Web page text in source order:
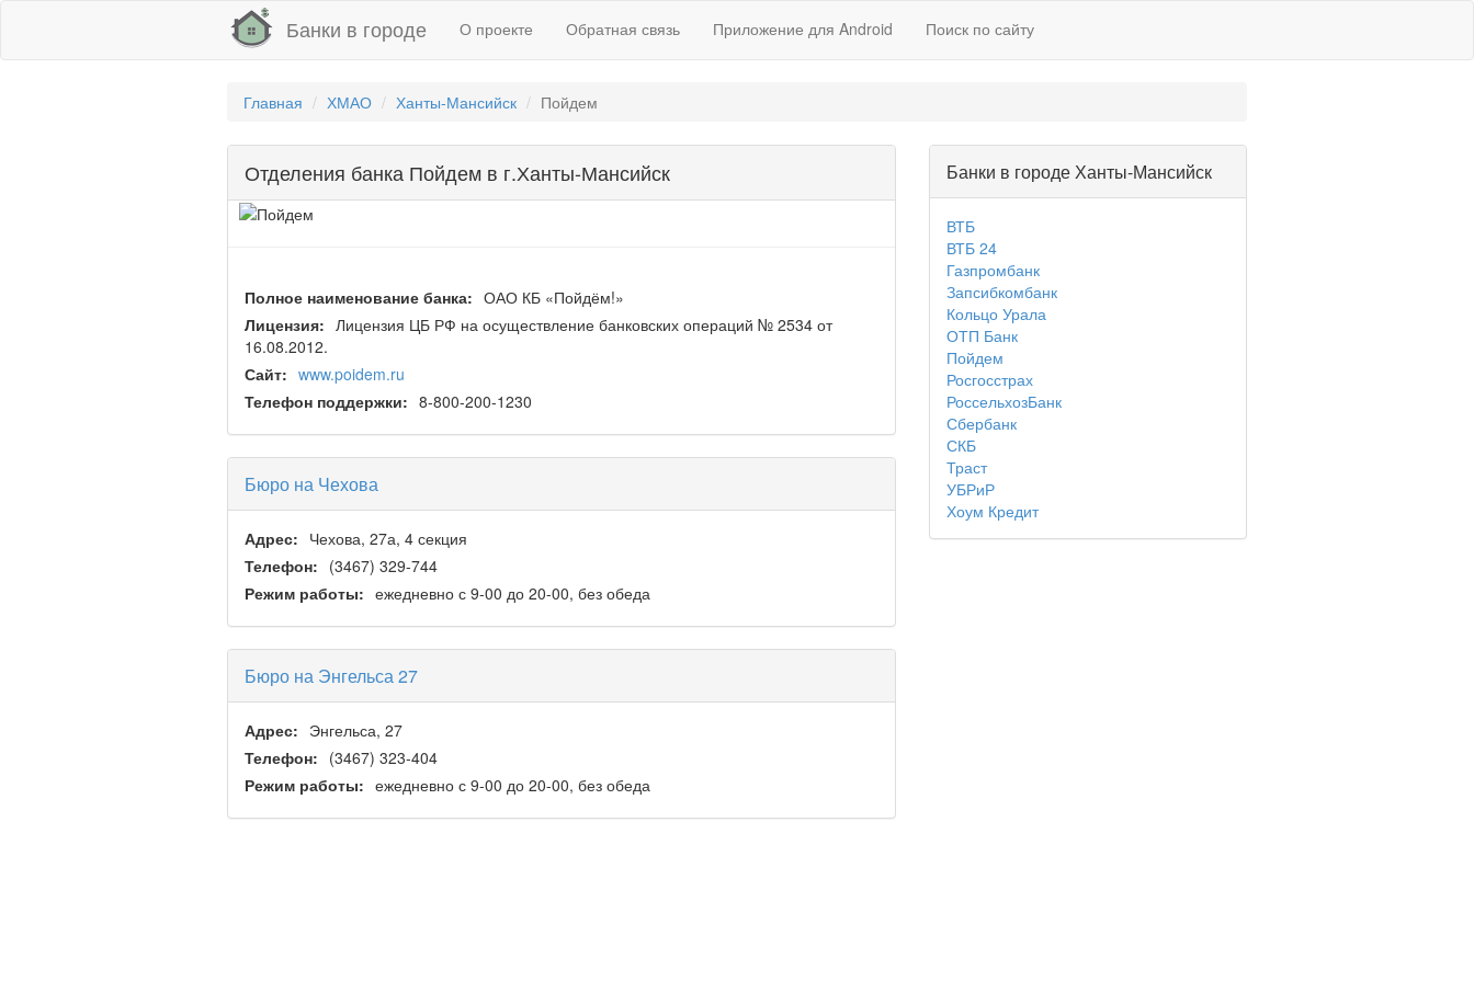
Банки в городе О проекте Обратная связь Приложение для Android Поиск по сайту
Главная ХМАО Ханты-Мансийск Пойдем
Отделения банка Пойдем в г.Ханты-Мансийск
Полное наименование банка: ОАО КБ «Пойдём!»
Лицензия: Лицензия ЦБ РФ на осуществление банковских операций № 2534 от
16.08.2012.
Сайт: www.poidem.ru
Телефон поддержки: 8-800-200-1230
Бюро на Чехова
Адрес: Чехова, 27а, 4 секция
Телефон: (3467) 329-744
Режим работы: ежедневно с 9-00 до 20-00, без обеда
Бюро на Энгельса 27
Адрес: Энгельса, 27
Телефон: (3467) 323-404
Режим работы: ежедневно с 9-00 до 20-00, без обеда
Банки в городе Ханты-Мансийск
ВТБ
ВТБ 24
Газпромбанк
Запсибкомбанк
Кольцо Урала
ОТП Банк
Пойдем
Росгосстрах
РоссельхозБанк
Сбербанк
СКБ
Траст
УБРиР
Хоум Кредит